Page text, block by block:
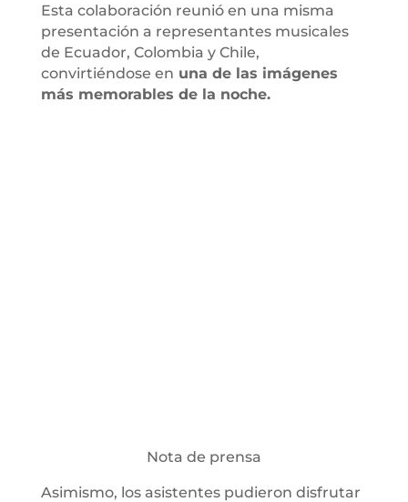
Esta colaboración reunió en una misma
presentación a representantes musicales
de Ecuador, Colombia y Chile,
convirtiéndose en una de las imágenes
más memorables de la noche.
Nota de prensa
Asimismo, los asistentes pudieron disfrutar